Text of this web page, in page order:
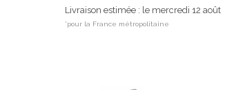
Livraison estimée : le mercredi 12 août
*pour la France métropolitaine